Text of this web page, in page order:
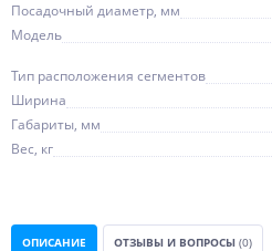
Посадочный диаметр, мм
Модель
Тип расположения сегментов
Ширина
Габариты, мм
Вес, кг
ОПИСАНИЕ ОТЗЫВЫ И ВОПРОСЫ (0)